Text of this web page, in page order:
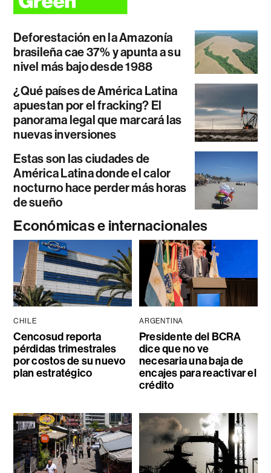
Deforestación en la Amazonía
brasileña cae 37% y apunta a su
nivel más bajo desde 1988
¿Qué países de América Latina
apuestan por el fracking? El
panorama legal que marcará las
nuevas inversiones
Estas son las ciudades de
América Latina donde el calor
nocturno hace perder más horas
de sueño
Económicas e internacionales
CHILE
Cencosud reporta
pérdidas trimestrales
por costos de su nuevo
plan estratégico
ARGENTINA
Presidente del BCRA
dice que no ve
necesaria una baja de
encajes para reactivar el
crédito